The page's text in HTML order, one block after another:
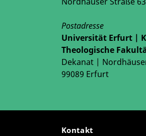
Universität zu Berlin, 4 SWS
Postadresse
Universität Erfurt |
Theologische
Dekanat |
99089 Erfurt
Kontakt